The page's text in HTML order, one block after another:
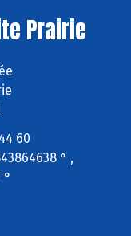
Prairie
60
° ,
°